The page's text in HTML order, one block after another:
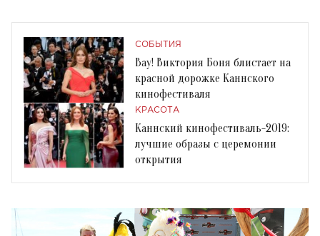
СОБЫТИЯ
Вау! Виктория Боня блистает на
красной дорожке Каннского
кинофестиваля
КРАСОТА
Каннский кинофестиваль-2019:
лучшие образы с церемонии
открытия